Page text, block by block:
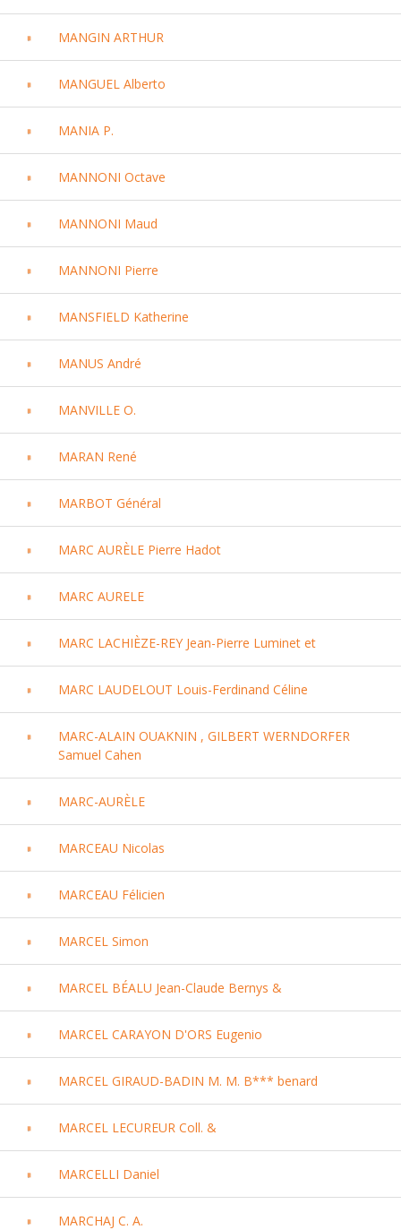
MANGIN ARTHUR
MANGUEL Alberto
MANIA P.
MANNONI Octave
MANNONI Maud
MANNONI Pierre
MANSFIELD Katherine
MANUS André
MANVILLE O.
MARAN René
MARBOT Général
MARC AURÈLE Pierre Hadot
MARC AURELE
MARC LACHIÈZE-REY Jean-Pierre Luminet et
MARC LAUDELOUT Louis-Ferdinand Céline
MARC-ALAIN OUAKNIN , GILBERT WERNDORFER
Samuel Cahen
MARC-AURÈLE
MARCEAU Nicolas
MARCEAU Félicien
MARCEL Simon
MARCEL BÉALU Jean-Claude Bernys &
MARCEL CARAYON D'ORS Eugenio
MARCEL GIRAUD-BADIN M. M. B*** benard
MARCEL LECUREUR Coll. &
MARCELLI Daniel
MARCHAJ C. A.